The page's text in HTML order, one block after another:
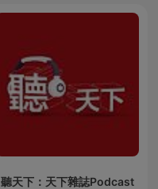
聽天下：天下雜誌Podcast